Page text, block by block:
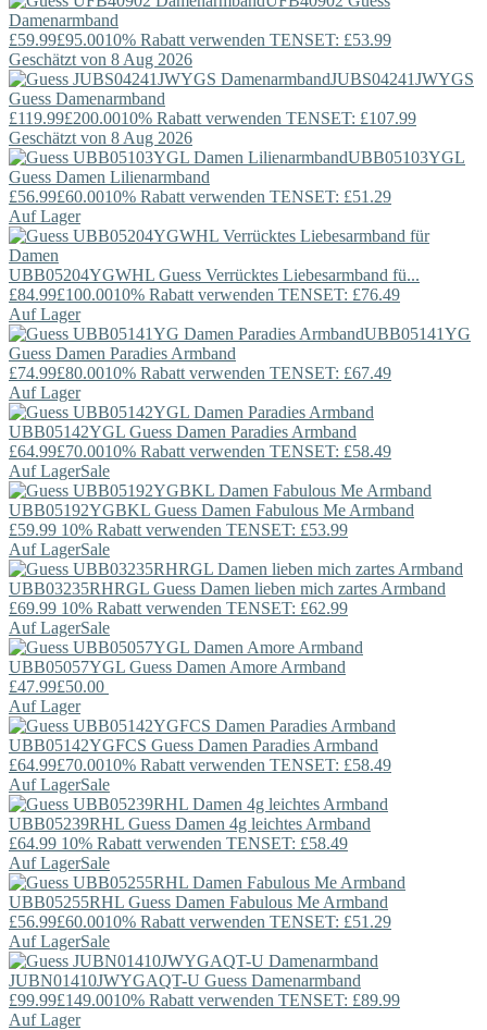
Damenarmband
£59.99£95.0010% Rabatt verwenden TENSET: £53.99
Geschätzt von 8 Aug 2026
JUBS04241JWYGS
Guess Damenarmband
£119.99£200.0010% Rabatt verwenden TENSET: £107.99
Geschätzt von 8 Aug 2026
UBB05103YGL
Guess Damen Lilienarmband
£56.99£60.0010% Rabatt verwenden TENSET: £51.29
Auf Lager
UBB05204YGWHL Guess Verrücktes Liebesarmband fü...
£84.99£100.0010% Rabatt verwenden TENSET: £76.49
Auf Lager
UBB05141YG
Guess Damen Paradies Armband
£74.99£80.0010% Rabatt verwenden TENSET: £67.49
Auf Lager
UBB05142YGL Guess Damen Paradies Armband
£64.99£70.0010% Rabatt verwenden TENSET: £58.49
Auf LagerSale
UBB05192YGBKL Guess Damen Fabulous Me Armband
£59.99 10% Rabatt verwenden TENSET: £53.99
Auf LagerSale
UBB03235RHRGL Guess Damen lieben mich zartes Armband
£69.99 10% Rabatt verwenden TENSET: £62.99
Auf LagerSale
UBB05057YGL Guess Damen Amore Armband
£47.99£50.00
Auf Lager
UBB05142YGFCS Guess Damen Paradies Armband
£64.99£70.0010% Rabatt verwenden TENSET: £58.49
Auf LagerSale
UBB05239RHL Guess Damen 4g leichtes Armband
£64.99 10% Rabatt verwenden TENSET: £58.49
Auf LagerSale
UBB05255RHL Guess Damen Fabulous Me Armband
£56.99£60.0010% Rabatt verwenden TENSET: £51.29
Auf LagerSale
JUBN01410JWYGAQT-U Guess Damenarmband
£99.99£149.0010% Rabatt verwenden TENSET: £89.99
Auf Lager